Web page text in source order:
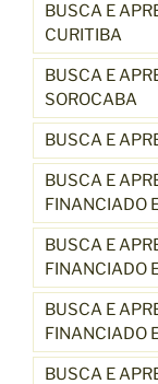
BUSCA E
CURITIBA
BUSCA E
SOROCABA
BUSCA E
BUSCA E
FINANCIADO
BUSCA E
FINANCIADO
BUSCA E
FINANCIADO
BUSCA E